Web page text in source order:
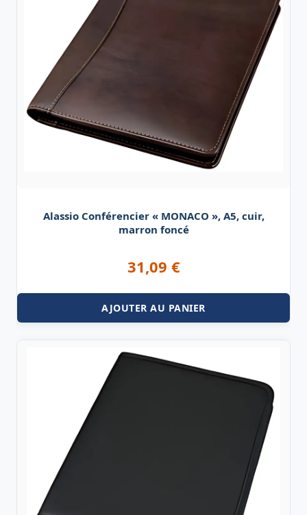
Alassio Conférencier « MONACO », A5, cuir,
marron foncé
31,09 €
AJOUTER AU PANIER